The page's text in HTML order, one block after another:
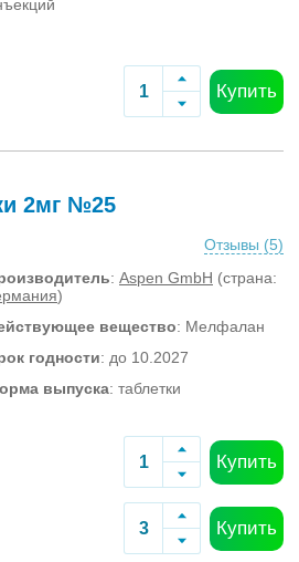
Купить
2мг №25
Отзывы (5)
: Aspen GmbH (страна:
)
вещество: Мелфалан
годности: до 10.2027
выпуска: таблетки
Купить
Купить